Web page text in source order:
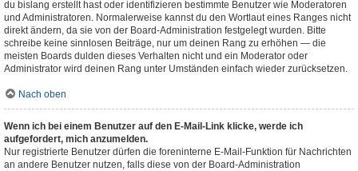
du bislang erstellt hast oder identifizieren bestimmte Benutzer wie Moderatoren
und Administratoren. Normalerweise kannst du den Wortlaut eines Ranges nicht
direkt ändern, da sie von der Board-Administration festgelegt wurden. Bitte
schreibe keine sinnlosen Beiträge, nur um deinen Rang zu erhöhen — die
meisten Boards dulden dieses Verhalten nicht und ein Moderator oder
Administrator wird deinen Rang unter Umständen einfach wieder zurücksetzen.
Nach oben
Wenn ich bei einem Benutzer auf den E-Mail-Link klicke, werde ich
aufgefordert, mich anzumelden.
Nur registrierte Benutzer dürfen die foreninterne E-Mail-Funktion für Nachrichten
an andere Benutzer nutzen, falls diese von der Board-Administration